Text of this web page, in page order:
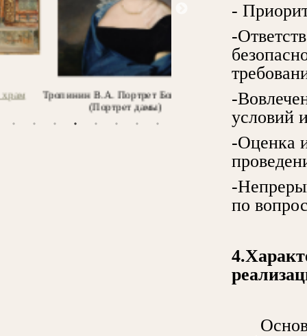
Тропинин В.А. Портрет Боцигетти
(Портрет дамы)
Шишкин И.И. Ель.
-
-
-
условий
-Оценка
-
по